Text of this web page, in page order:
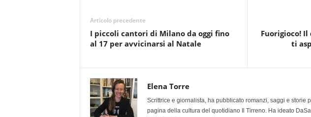
Articolo precedente
I piccoli cantori di Milano da oggi fino
al 17 per avvicinarsi al Natale
Fuorigioco!
ti
Elena Torre
Scrittrice e giornalista, ha pubblicato romanzi, saggi e storie
pagina della cultura del quotidiano Il Tirreno. Ha ideato